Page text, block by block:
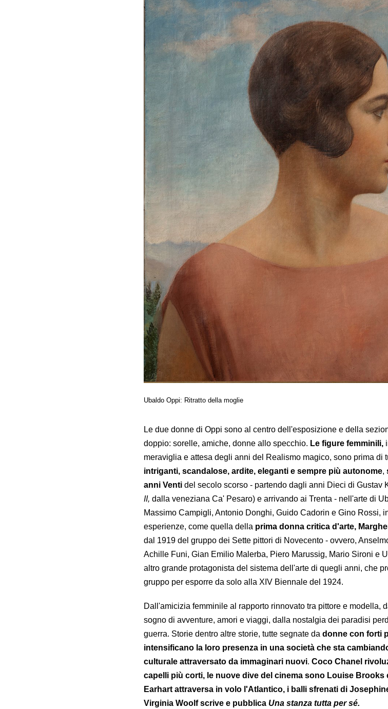
Ubaldo Oppi: Ritratto della moglie
Le due donne di Oppi sono al centro dell'esposizione e della
doppio: sorelle, amiche, donne allo specchio. Le figure femminili,
meraviglia e attesa degli anni del Realismo magico, sono prima di
intriganti, scandalose, ardite, eleganti e sempre più autonome,
anni Venti del secolo scorso - partendo dagli anni Dieci di Gustav
II, dalla veneziana Ca' Pesaro) e arrivando ai Trenta - nell'arte di
Massimo Campigli, Antonio Donghi, Guido Cadorin e Gino Rossi,
esperienze, come quella della prima donna critica d'arte,
dal 1919 del gruppo dei Sette pittori di Novecento - ovvero,
Achille Funi, Gian Emilio Malerba, Piero Marussig, Mario Sironi e
altro grande protagonista del sistema dell'arte di quegli anni, che
gruppo per esporre da solo alla XIV Biennale del 1924.
Dall'amicizia femminile al rapporto rinnovato tra pittore e modella,
sogno di avventure, amori e viaggi, dalla nostalgia dei paradisi
guerra. Storie dentro altre storie, tutte segnate da donne con forti
intensificano la loro presenza in una società che sta
culturale attraversato da immaginari nuovi. Coco Chanel
capelli più corti, le nuove dive del cinema sono Louise Brooks
Earhart attraversa in volo l'Atlantico, i balli sfrenati di
Virginia Woolf scrive e pubblica Una stanza tutta per sé.